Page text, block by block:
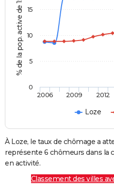
% de la pop. active de 15 - 64 ans
Loze
2006 2009 2012
0
5
10
15
À Loze, le taux de chômage a
représente 6 chômeurs dans la
en activité.
Classement des villes